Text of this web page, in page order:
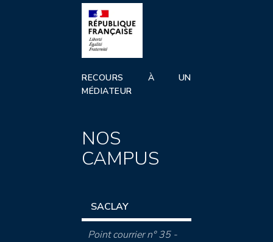
RECOURS À UN
MÉDIATEUR
NOS
CAMPUS
SACLAY
Point courrier n° 35 -